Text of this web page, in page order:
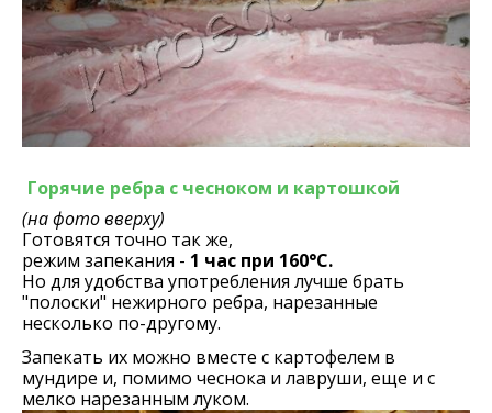
Горячие ребра с чесноком и картошкой
(на фото вверху)
Готовятся точно так же,
режим запекания - 1 час при 160°С.
Но для удобства употребления лучше брать
"полоски" нежирного ребра, нарезанные
несколько по-другому.
Запекать их можно вместе с картофелем в
мундире и, помимо чеснока и лавруши, еще и с
мелко нарезанным луком.